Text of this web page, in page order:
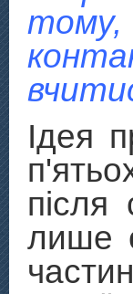
Ідея
лише